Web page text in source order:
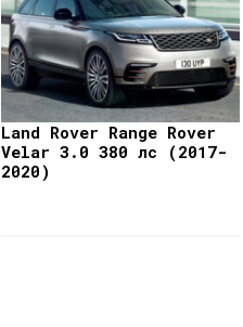
Land Rover Range Rover
Velar 3.0 380 лс (2017-
2020)